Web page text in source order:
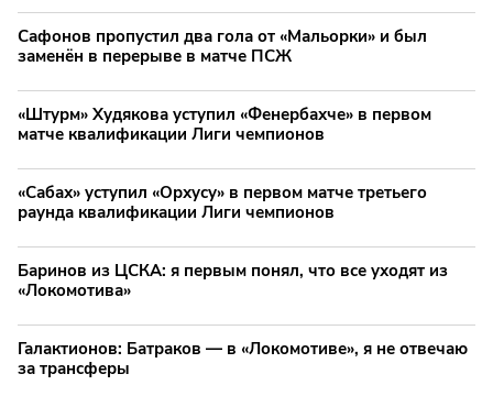
Сафонов пропустил два гола от «Мальорки» и был
заменён в перерыве в матче ПСЖ
«Штурм» Худякова уступил «Фенербахче» в первом
матче квалификации Лиги чемпионов
«Сабах» уступил «Орхусу» в первом матче третьего
раунда квалификации Лиги чемпионов
Баринов из ЦСКА: я первым понял, что все уходят из
«Локомотива»
Галактионов: Батраков — в «Локомотиве», я не отвечаю
за трансферы